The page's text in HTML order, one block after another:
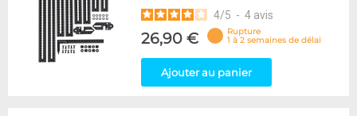
4/5 - 4 avis
26,90 €
Rupture
1 à 2 semaines de délai
Ajouter au panier